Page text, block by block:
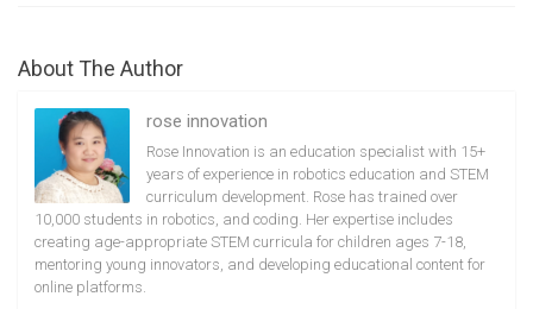
About The Author
rose innovation
Rose Innovation is an education specialist with 15+
years of experience in robotics education and STEM
curriculum development. Rose has trained over
10,000 students in robotics, and coding. Her expertise includes
creating age-appropriate STEM curricula for children ages 7-18,
mentoring young innovators, and developing educational content for
online platforms.